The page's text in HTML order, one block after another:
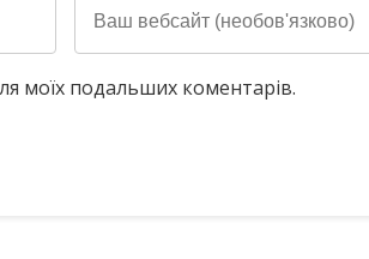
моїх подальших коментарів.